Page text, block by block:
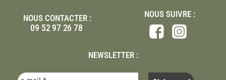
NOUS CONTACTER :
09 52 97 26 78
NOUS SUIVRE :
NEWSLETTER :